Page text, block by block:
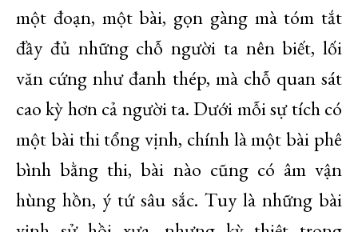
một đoạn, một bài, gọn gàng mà tóm tắt
đầy đủ những chỗ người ta nên biết, lối
văn cứng như đanh thép, mà chỗ quan sát
cao kỳ hơn cả người ta. Dưới mỗi sự tích có
một bài thi tổng vịnh, chính là một bài phê
bình bằng thi, bài nào cũng có âm vận
hùng hồn, ý tứ sâu sắc. Tuy là những bài